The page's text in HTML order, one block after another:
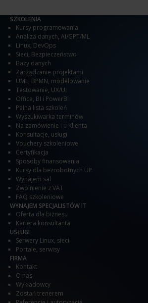
SZKOLENIA
Kursy programowania
Analiza danych, AI/GPT/ML
Linux, DevOps
Sieci, Bezpieczeństwo
Bazy danych
Zarządzanie projektami
UML, BPMN, modelowanie
Testowanie, UX/UI
Office, BI i PowerBI
Pełna lista szkoleń
Wyszukiwarka terminów
Na zamówienie i u Klienta
Konsultacje, usługi
Vouchery szkoleniowe
Certyfikacja
Sposoby finansowania
Kursy dla bezrobotnych UP
Wynajem sal
Zwolnienie z VAT
FAQ szkoleniowe
WYNAJEM SPECJALISTÓW IT
Oferta dla biznesu
Kariera konsultanta
USŁUGI
Serwery Linux, sieci
Portale, serwisy
FIRMA
Kontakt
O nas
Wykładowcy
Zostań trenerem